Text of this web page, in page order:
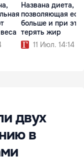
Названа диета,
позволяющая
больше и при
терять жир
11 Июл. 14:14
двух
в